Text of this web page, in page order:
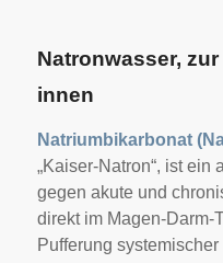
Natronwasser,
innen
Natriumbikarbonat
„Kaiser-Natron“, ist ein
gegen akute und
direkt im Magen-Darm-
Pufferung systemischer